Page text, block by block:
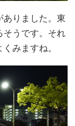
ありました。東
そうです。それ
みますね。